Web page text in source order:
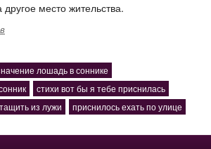
место жительства.
лошадь в соннике
стихи вот бы я тебе приснилась
из лужи
приснилось ехать по улице